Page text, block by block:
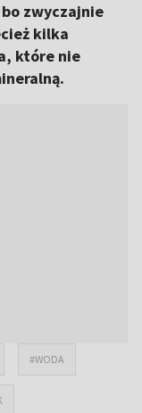
zwyczajnie
kilka
które nie
#WODA